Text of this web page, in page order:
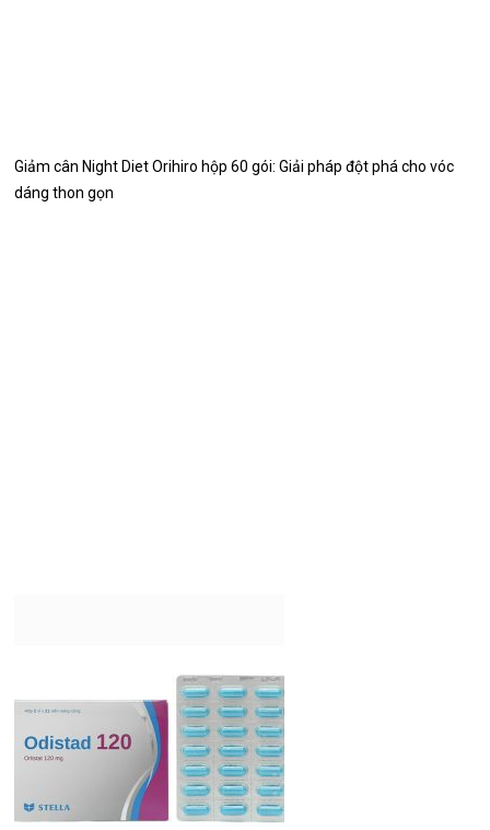
Giảm cân Night Diet Orihiro hộp 60 gói: Giải pháp đột phá cho vóc
dáng thon gọn